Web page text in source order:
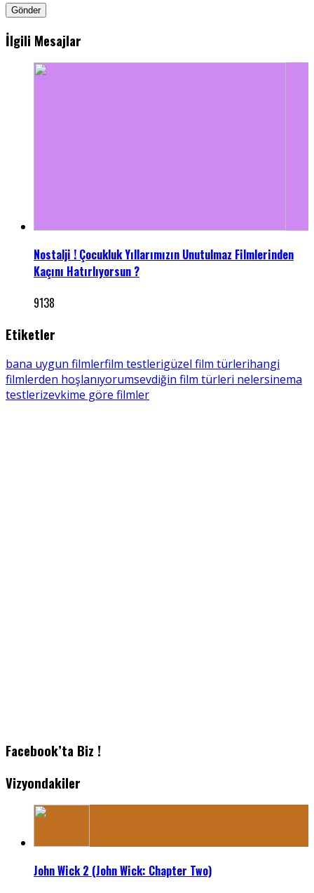
İlgili Mesajlar
Nostalji ! Çocukluk Yıllarımızın Unutulmaz Filmlerinden
Kaçını Hatırlıyorsun ?
9138
Etiketler
bana uygun filmlerfilm testlerigüzel film türlerihangi
filmlerden hoşlanıyorumsevdiğin film türleri nelersinema
testlerizevkime göre filmler
Facebook’ta Biz !
Vizyondakiler
John Wick 2 (John Wick: Chapter Two)